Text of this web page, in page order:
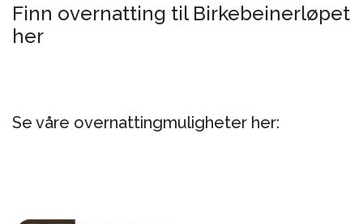
Finn overnatting til Birkebeinerløpet
her
Se våre overnattingmuligheter her: